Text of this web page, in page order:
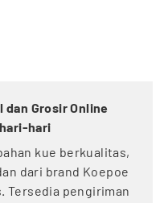
dan Grosir Online
hari
kue berkualitas,
dari brand Koepoe
Tersedia pengiriman